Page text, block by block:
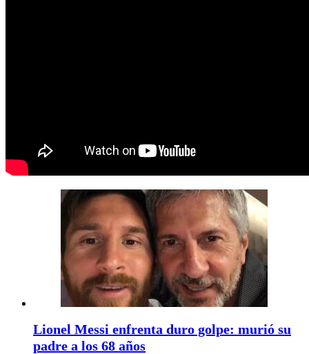
Lionel Messi enfrenta duro golpe: murió su
padre a los 68 años